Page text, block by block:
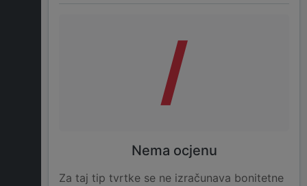
/
Nema ocjenu
Za taj tip tvrtke se ne izračunava bonitetne